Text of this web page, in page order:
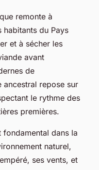
remonte à
habitants du Pays
et à sécher les
avant
de
repose sur
le rythme des
premières.
dans la
naturel,
ses vents, et